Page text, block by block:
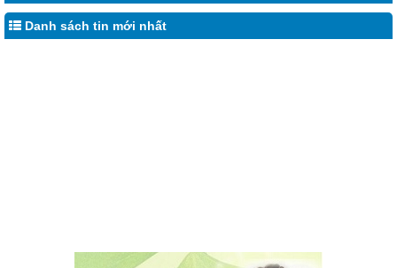
Danh sách tin mới nhất